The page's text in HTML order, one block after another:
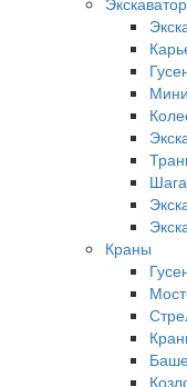
Краны